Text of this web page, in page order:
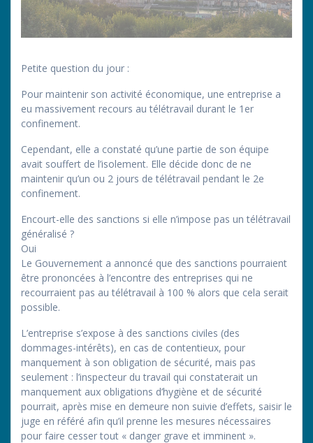
Petite question du jour :
Pour maintenir son activité économique, une entreprise a
eu massivement recours au télétravail durant le 1er
confinement.
Cependant, elle a constaté qu’une partie de son équipe
avait souffert de l’isolement. Elle décide donc de ne
maintenir qu’un ou 2 jours de télétravail pendant le 2e
confinement.
Encourt-elle des sanctions si elle n’impose pas un télétravail
généralisé ?
Oui
Le Gouvernement a annoncé que des sanctions pourraient
être prononcées à l’encontre des entreprises qui ne
recourraient pas au télétravail à 100 % alors que cela serait
possible.
L’entreprise s’expose à des sanctions civiles (des
dommages-intérêts), en cas de contentieux, pour
manquement à son obligation de sécurité, mais pas
seulement : l’inspecteur du travail qui constaterait un
manquement aux obligations d’hygiène et de sécurité
pourrait, après mise en demeure non suivie d’effets, saisir le
juge en référé afin qu’il prenne les mesures nécessaires
pour faire cesser tout « danger grave et imminent ».